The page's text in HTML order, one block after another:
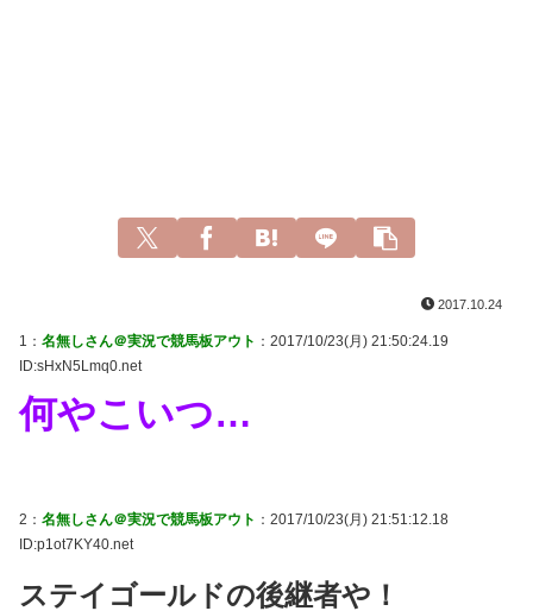
2017.10.24
1： 名無しさん＠実況で競馬板アウト ：2017/10/23(月) 21:50:24.19
ID:sHxN5Lmq0.net
何やこいつ…
2： 名無しさん＠実況で競馬板アウト ：2017/10/23(月) 21:51:12.18
ID:p1ot7KY40.net
ステイゴールドの後継者や！